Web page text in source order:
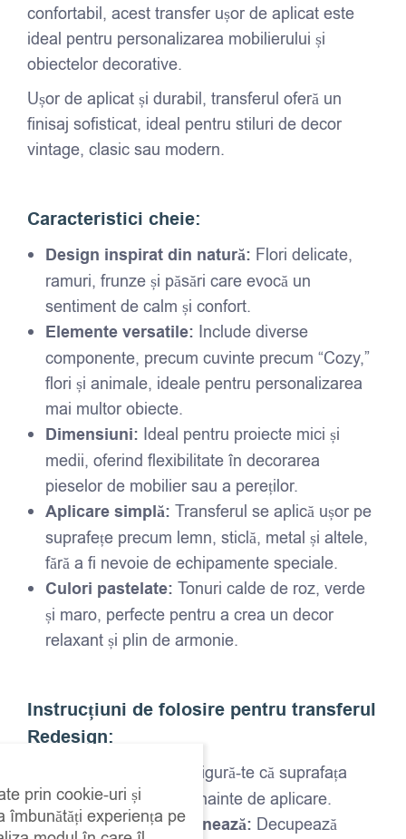
confortabil, acest transfer ușor de aplicat este
ideal pentru personalizarea mobilierului și
obiectelor decorative.
Ușor de aplicat și durabil, transferul oferă un
finisaj sofisticat, ideal pentru stiluri de decor
vintage, clasic sau modern.
Caracteristici cheie:
Design inspirat din natură: Flori delicate,
ramuri, frunze și păsări care evocă un
sentiment de calm și confort.
Elemente versatile: Include diverse
componente, precum cuvinte precum “Cozy,”
flori și animale, ideale pentru personalizarea
mai multor obiecte.
Dimensiuni: Ideal pentru proiecte mici și
medii, oferind flexibilitate în decorarea
pieselor de mobilier sau a pereților.
Aplicare simplă: Transferul se aplică ușor pe
suprafețe precum lemn, sticlă, metal și altele,
fără a fi nevoie de echipamente speciale.
Culori pastelate: Tonuri calde de roz, verde
și maro, perfecte pentru a crea un decor
relaxant și plin de armonie.
Instrucțiuni de folosire pentru transferul
Redesign:
Asigură-te că suprafața
este curată și uscată înainte de aplicare.
Decupează și poziționează: Decupează
prin cookie-uri și
îmbunătăți experiența pe